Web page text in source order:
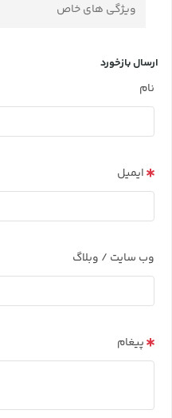
ویژگی های خاص
ارسال بازخورد
نام
ایمیل
وب سایت / وبلاگ
پیغام